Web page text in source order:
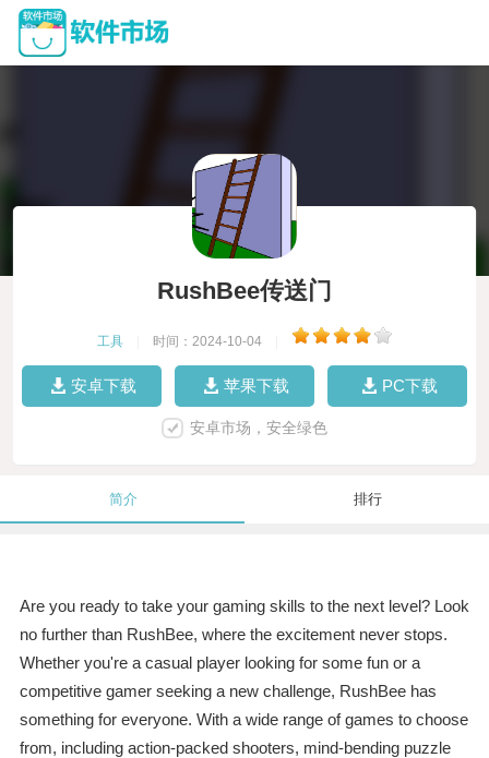
RushBee传送门
工具 时间：2024-10-04
安卓下载 苹果下载 PC下载
安卓市场，安全绿色
简介 排行
Are you ready to take your gaming skills to the next level? Look
no further than RushBee, where the excitement never stops.
Whether you're a casual player looking for some fun or a
competitive gamer seeking a new challenge, RushBee has
something for everyone. With a wide range of games to choose
from, including action-packed shooters, mind-bending puzzle